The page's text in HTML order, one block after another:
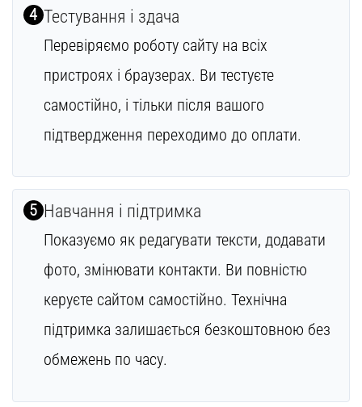
4 Тестування і здача
Перевіряємо роботу сайту на всіх
пристроях і браузерах. Ви тестуєте
самостійно, і тільки після вашого
підтвердження переходимо до оплати.
5 Навчання і підтримка
Показуємо як редагувати тексти, додавати
фото, змінювати контакти. Ви повністю
керуєте сайтом самостійно. Технічна
підтримка залишається безкоштовною без
обмежень по часу.